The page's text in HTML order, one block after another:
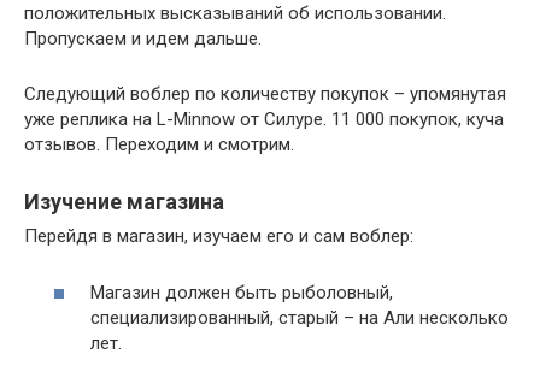
положительных высказываний об использовании.
Пропускаем и идем дальше.
Следующий воблер по количеству покупок – упомянутая
уже реплика на L-Minnow от Силуре. 11 000 покупок, куча
отзывов. Переходим и смотрим.
Изучение магазина
Перейдя в магазин, изучаем его и сам воблер:
Магазин должен быть рыболовный,
специализированный, старый – на Али несколько
лет.